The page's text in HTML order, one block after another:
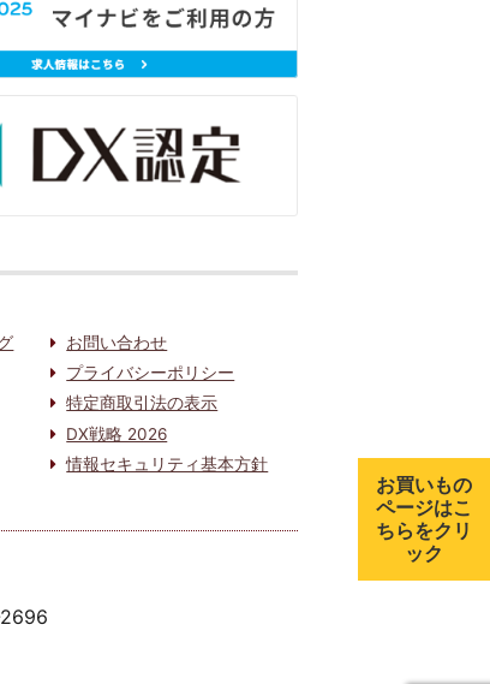
お問い合わせ
プライバシーポリシー
特定商取引法の表示
DX戦略 2026
情報セキュリティ基本方針
お買いもの
ページはこ
ちらをクリ
ック